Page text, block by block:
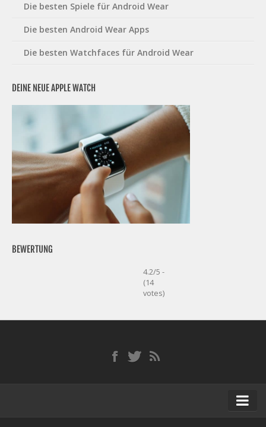
Die besten Spiele für Android Wear
Die besten Android Wear Apps
Die besten Watchfaces für Android Wear
DEINE NEUE APPLE WATCH
BEWERTUNG
4.2/5 -
(14
votes)